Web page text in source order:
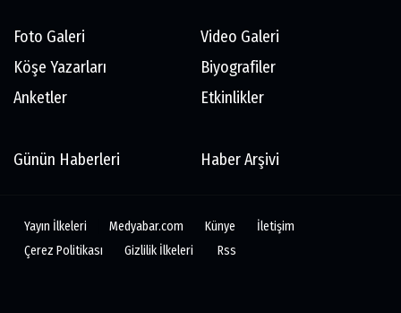
Foto Galeri
Video Galeri
Köşe Yazarları
Biyografiler
Anketler
Etkinlikler
Günün Haberleri Haber Arşivi
Yayın İlkeleri Medyabar.com Künye
İletişim
Çerez Politikası
Gizlilik İlkeleri Rss